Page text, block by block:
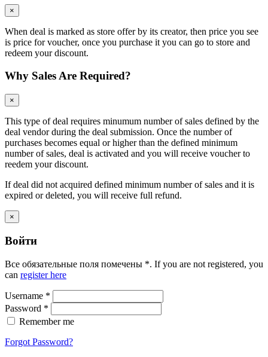
×
When deal is marked as store offer by its creator, then price you see
is price for voucher, once you purchase it you can go to store and
redeem your discount.
Why Sales Are Required?
×
This type of deal requires minumum number of sales defined by the
deal vendor during the deal submission. Once the number of
purchases becomes equal or higher than the defined minimum
number of sales, deal is activated and you will receive voucher to
reedem your discount.
If deal did not acquired defined minimum number of sales and it is
expired or deleted, you will receive full refund.
×
Войти
Все обязательные поля помечены *. If you are not registered, you
can register here
Username *
Password *
Remember me
Forgot Password?